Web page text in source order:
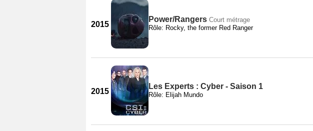
2015
Power/Rangers Court métrage
Rôle: Rocky, the former Red Ranger
2015
Les Experts : Cyber - Saison 1
Rôle: Elijah Mundo